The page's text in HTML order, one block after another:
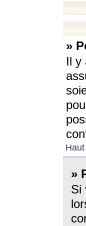
»
Il y
Haut
»
Si